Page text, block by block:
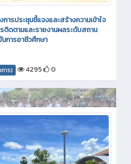
การประชุมชี้แจงและสร้างความเข้าใจ
ติดตามและรายงานผลระดับสถาน
การอาชีวศึกษา
าร) 4295 0
1 เดือน ที่ผ่านมา
น